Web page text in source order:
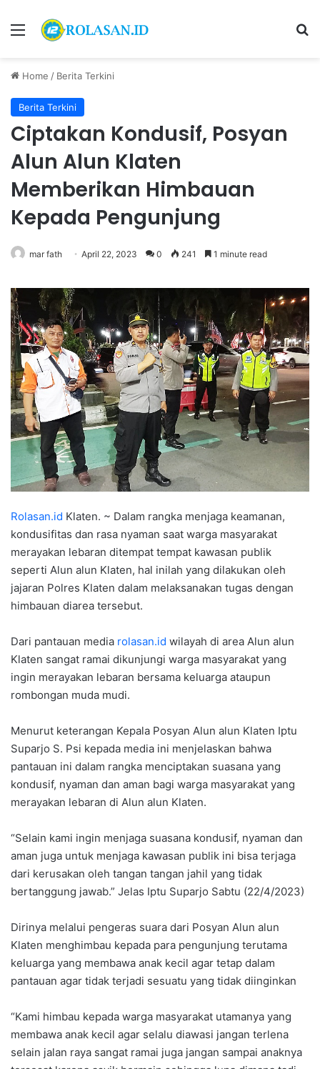
Menu
Home / Berita Terkini
Berita Terkini
Ciptakan Kondusif, Posyan
Alun Alun Klaten
Memberikan Himbauan
Kepada Pengunjung
mar fath April 22, 2023 0 241 1 minute read
Rolasan.id Klaten. ~ Dalam rangka menjaga keamanan,
kondusifitas dan rasa nyaman saat warga masyarakat
merayakan lebaran ditempat tempat kawasan publik
seperti Alun alun Klaten, hal inilah yang dilakukan oleh
jajaran Polres Klaten dalam melaksanakan tugas dengan
himbauan diarea tersebut.
Dari pantauan media rolasan.id wilayah di area Alun alun
Klaten sangat ramai dikunjungi warga masyarakat yang
ingin merayakan lebaran bersama keluarga ataupun
rombongan muda mudi.
Menurut keterangan Kepala Posyan Alun alun Klaten Iptu
Suparjo S. Psi kepada media ini menjelaskan bahwa
pantauan ini dalam rangka menciptakan suasana yang
kondusif, nyaman dan aman bagi warga masyarakat yang
merayakan lebaran di Alun alun Klaten.
“Selain kami ingin menjaga suasana kondusif, nyaman dan
aman juga untuk menjaga kawasan publik ini bisa terjaga
dari kerusakan oleh tangan tangan jahil yang tidak
bertanggung jawab.” Jelas Iptu Suparjo Sabtu (22/4/2023)
Dirinya melalui pengeras suara dari Posyan Alun alun
Klaten menghimbau kepada para pengunjung terutama
keluarga yang membawa anak kecil agar tetap dalam
pantauan agar tidak terjadi sesuatu yang tidak diinginkan
“Kami himbau kepada warga masyarakat utamanya yang
membawa anak kecil agar selalu diawasi jangan terlena
selain jalan raya sangat ramai juga jangan sampai anaknya